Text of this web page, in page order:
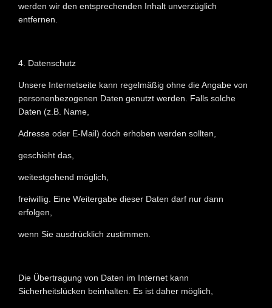
werden wir den entsprechenden Inhalt unverzüglich
entfernen.
4. Datenschutz
Unsere Internetseite kann regelmäßig ohne die Angabe von
personenbezogenen Daten genutzt werden. Falls solche
Daten (z.B. Name,
Adresse oder E-Mail) doch erhoben werden sollten,
geschieht das,
weitestgehend möglich,
freiwillig. Eine Weitergabe dieser Daten darf nur dann
erfolgen,
wenn Sie ausdrücklich zustimmen.
Die Übertragung von Daten im Internet kann
Sicherheitslücken beinhalten. Es ist daher möglich,